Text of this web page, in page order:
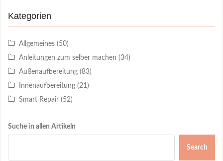
Kategorien
Allgemeines (50)
Anleitungen zum selber machen (34)
Außenaufbereitung (83)
Innenaufbereitung (21)
Smart Repair (52)
Suche in allen Artikeln
Search